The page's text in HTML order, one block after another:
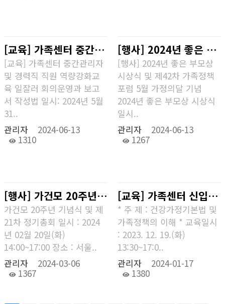
[교육] 가족센터 중간관리자 및 경력직 직원 역량강화교육
[교육] 가족센터 중간관리자
및 경력직 직원 역량강화교
육 일잘러 회의운영과 보고
서 작성법 일시: 2024년 5월
31..
관리자
2024-06-13
1310
[행사] 2024년 좋은 부모상 시상식 및 제42차 가족정책포럼
[행사] 2024년 좋은 부모상
시상식 및 제42차 가족정책
포럼 5월 가정의달 기념
2024년 좋은 부모상 시상식
일시..
관리자
2024-06-13
1267
[행사] 가건모 20주년 기념식 및 제21차 정기총회
가건모 20주년 기념식 및 제
21차 정기총회 일시 : 2024
년 02월 20일(화)
14:00~17:00 장소 : 서울..
관리자
2024-03-06
1367
[교육] 가족센터 신입종사자 역량강화 교육
* 주 제 : 건강가정기본법 및
가족정책의 이해 * 교육일시
: 2023. 12. 19.(화)
13:30~17:0..
관리자
2024-01-17
1380